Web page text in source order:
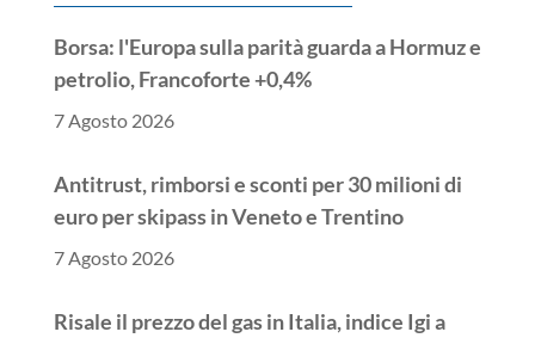
Borsa: l'Europa sulla parità guarda a Hormuz e
petrolio, Francoforte +0,4%
7 Agosto 2026
Antitrust, rimborsi e sconti per 30 milioni di
euro per skipass in Veneto e Trentino
7 Agosto 2026
Risale il prezzo del gas in Italia, indice Igi a